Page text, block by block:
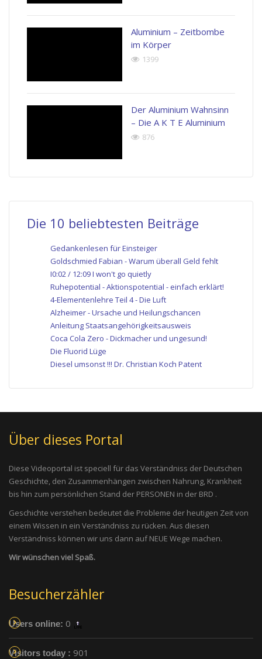
Aluminium – Zeitbombe
im Körper
1399
Der Aluminium Wahnsinn
– Die A K T E Aluminium
876
Die 10 beliebtesten Beiträge
Gedankenlesen für Einsteiger
Goldschmied Fabian - Warum überall Geld fehlt
I0:02 / 12:09 I won't go quietly
Ruhepotential - Aktionspotential - einfach erklärt!
4-Elementenlehre Teil 4 - Die Luft
Alzheimer - Ursache und Heilungschancen
Anleitung Staatsangehörigkeitsausweis
Coca Cola Zero - Dickmacher und ungesund!
Die Fluorid Lüge
Diesel umsonst !!! Dr. Christian Koch Patent
Über dieses Portal
Diese Videoportal ist speciell für das Verständniss der Deutschen
Geschichte, den Zusammenhängen zwischen Nahrung, Krankheit
bis hin zum persönlichen Stand der PERSONEN in der BRD .
Geschichte verstehen bedeutet die Probleme der heutigen Zeit von
einem Wissen in ein Verständniss zu rücken. Aus diesen
Verständniss können wir uns dann auf NEUE Wege machen.
Wir wünschen viel Spaß.
Besucherzähler
Users online: 0
Visitors today : 901